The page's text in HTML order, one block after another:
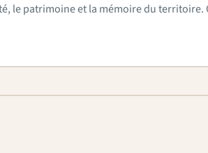
le patrimoine et la mémoire du territoire.